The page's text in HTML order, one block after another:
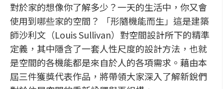
對於家的想像你了解多少？一天的生活中，你又會
使用到哪些家的空間？ 「形隨機能而生」這是建築
師沙利文（Louis Sullivan）對空間設計所下的精準
定義，其中隱含了一套人性尺度的設計方法，也就
是空間的各機能都是來自於人的各項需求。藉由本
屆三件獲獎代表作品，將帶領大家深入了解新銳們